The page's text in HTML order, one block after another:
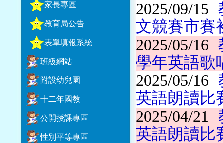
家長專區
教育局公告
表單填報系統
班級網站
附設幼兒園
十二年國教
公開授課專區
性別平等專區
2025/09/15
文競賽市賽
2025/05/16
學年英語歌
2025/05/16
英語朗讀比
2025/04/21
英語朗讀比